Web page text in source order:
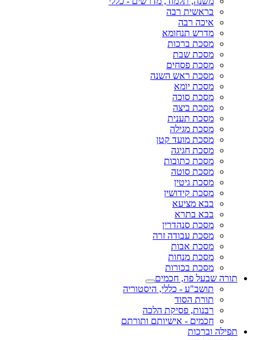
בראשית רבה
איכה רבה
מדרש תנחומא
מסכת ברכות
מסכת שבת
מסכת פסחים
מסכת ראש השנה
מסכת יומא
מסכת סוכה
מסכת ביצה
מסכת תענית
מסכת מגילה
מסכת מועד קטן
מסכת חגיגה
מסכת כתובות
מסכת סוטה
מסכת גיטין
מסכת קידושין
בבא מציעא
בבא בתרא
מסכת סנהדרין
מסכת עבודה זרה
מסכת אבות
מסכת מנחות
מסכת בכורות
תורה שבעל פה, חכמים
תושב"ע - כללי, היסטוריה
תורת הסוד
רבנות, פסיקת הלכה
חכמים - אישיותם ותורתם
תפילה וברכות